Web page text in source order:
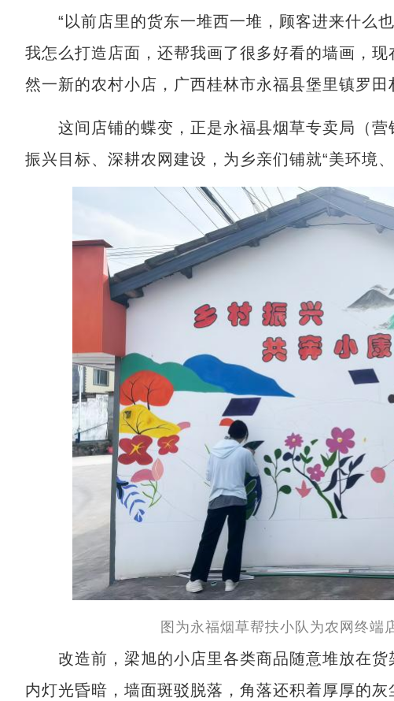
“以前店里的货东一堆西一堆，顾客进来什么也
我怎么打造店面，还帮我画了很多好看的墙画，
然一新的农村小店，广西桂林市永福县堡里镇罗田
这间店铺的蝶变，正是永福县烟草专卖局（营
振兴目标、深耕农网建设，为乡亲们铺就“美环境
图为永福烟草帮扶小队为农网终端
改造前，梁旭的小店里各类商品随意堆放在货
内灯光昏暗，墙面斑驳脱落，角落还积着厚厚的